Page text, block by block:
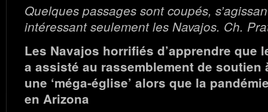
Quelques passages sont coupés,
intéressant seulement les Navajos. Ch.
Les Navajos horrifiés d’apprendre que
a assisté au rassemblement de soutien
une ‘méga-église’ alors que la
en Arizona